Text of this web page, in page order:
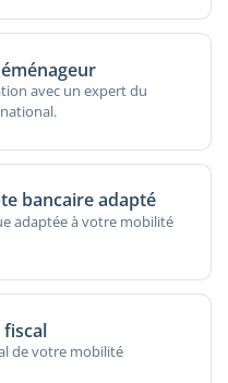
avec un expert du
bancaire adapté
adaptée à votre mobilité
fiscal
de votre mobilité